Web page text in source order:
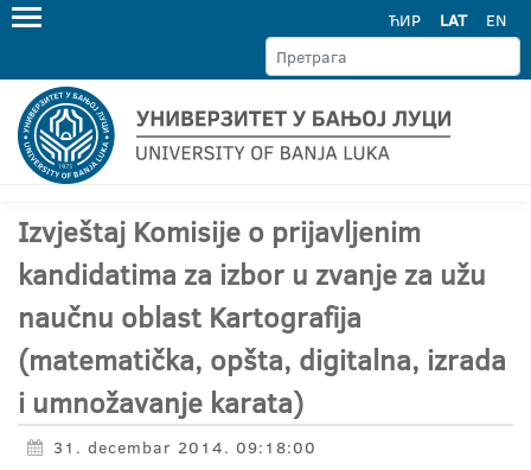
ЋИР LAT EN
Izvještaj Komisije o prijavljenim
kandidatima za izbor u zvanje za užu
naučnu oblast Kartografija
(matematička, opšta, digitalna, izrada
i umnožavanje karata)
31. decembar 2014. 09:18:00